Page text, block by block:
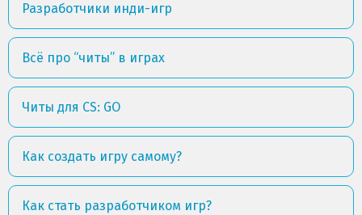
Разработчики инди-игр
Всё про “читы” в играх
Читы для CS: GO
Как создать игру самому?
Как стать разработчиком игр?